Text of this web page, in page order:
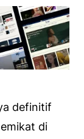
definitif
di